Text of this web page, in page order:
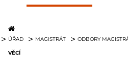
ÚŘAD MAGISTRÁT ODBORY
VĚCÍ